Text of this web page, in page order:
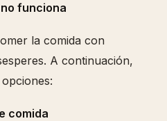
no funciona
la comida con
A continuación,
comida